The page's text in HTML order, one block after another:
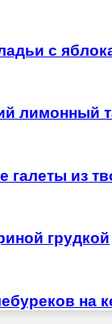
с
лимонный
галеты из
грудкой
на